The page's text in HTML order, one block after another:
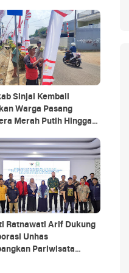
Sinjai Kembali
Warga Pasang
Merah Putih Hingga
Ratnawati Arif Dukung
Unhas
Pariwisata